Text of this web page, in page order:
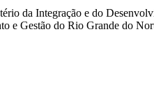
da Integração e do
e Gestão do Rio Grande do